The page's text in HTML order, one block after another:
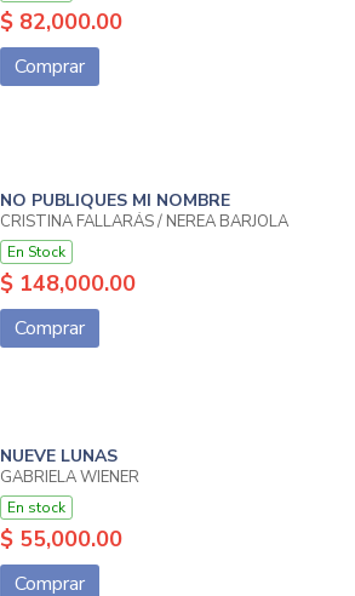
$ 82,000.00
Comprar
NO PUBLIQUES MI NOMBRE
CRISTINA FALLARÁS / NEREA BARJOLA
En Stock
$ 148,000.00
Comprar
NUEVE LUNAS
GABRIELA WIENER
En stock
$ 55,000.00
Comprar